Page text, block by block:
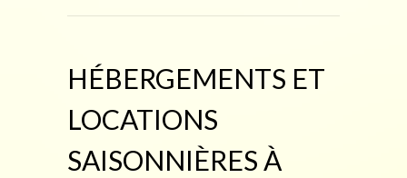
HÉBERGEMENTS ET
LOCATIONS
SAISONNIÈRES À